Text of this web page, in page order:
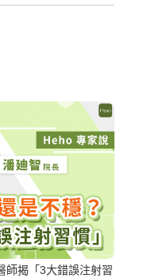
師揭「3大錯誤注射習